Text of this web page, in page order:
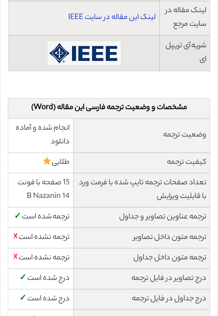
لینک مقاله در
سایت مرجع
لینک این مقاله در سایت IEEE
شریه آی تریپل
ای
مشخصات و وضعیت ترجمه فارسی این مقاله (Word)
وضعیت ترجمه
انجام شده و آماده
دانلود
کیفیت ترجمه
طلایی
تعداد صفحات ترجمه تایپ شده با فرمت ورد
با قابلیت ویرایش
15 صفحه با فونت
14 B Nazanin
ترجمه عناوین تصاویر و جداول
ترجمه شده است ✓
ترجمه متون داخل تصاویر
ترجمه نشده است☓
ترجمه متون داخل جداول
ترجمه نشده است☓
درج تصاویر در فایل ترجمه
درج شده است ✓
درج جداول در فایل ترجمه
درج شده است ✓